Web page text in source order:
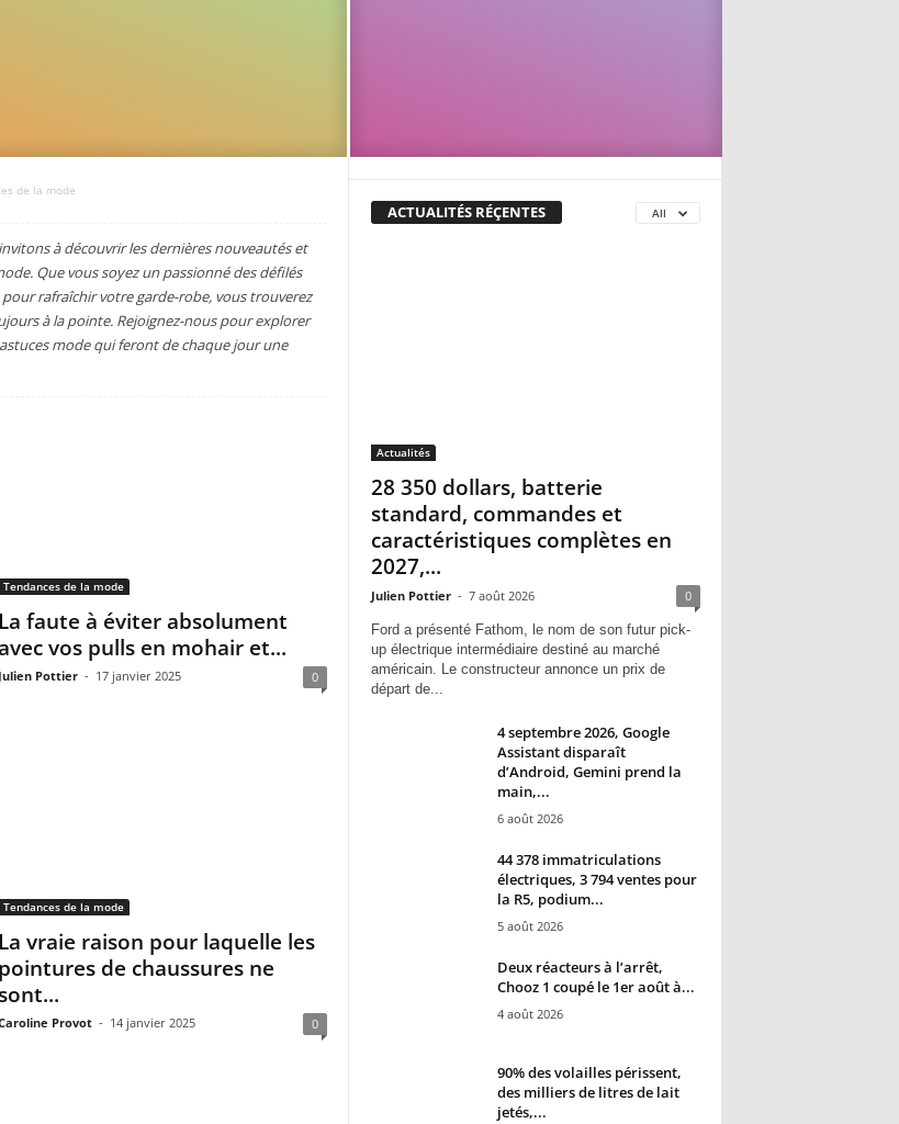
de la mode
à découvrir les dernières nouveautés et
Que vous soyez un passionné des défilés
rafraîchir votre garde-robe, vous trouverez
à la pointe. Rejoignez-nous pour explorer
mode qui feront de chaque jour une
Tendances de la mode
La faute à éviter absolument
vos pulls en mohair et...
Julien Pottier - 17 janvier 2025 0
Tendances de la mode
La vraie raison pour laquelle les
pointures de chaussures ne
sont...
Provot - 14 janvier 2025 0
ACTUALITÉS RÉÇENTES All
Actualités
28 350 dollars, batterie
standard, commandes et
caractéristiques complètes en
2027,...
Julien Pottier - 7 août 2026 0
Ford a présenté Fathom, le nom de son futur pick-
up électrique intermédiaire destiné au marché
américain. Le constructeur annonce un prix de
départ de...
4 septembre 2026, Google
Assistant disparaît
d’Android, Gemini prend la
main,...
6 août 2026
44 378 immatriculations
électriques, 3 794 ventes pour
la R5, podium...
5 août 2026
Deux réacteurs à l’arrêt,
Chooz 1 coupé le 1er août à...
4 août 2026
90% des volailles périssent,
des milliers de litres de lait
jetés,...